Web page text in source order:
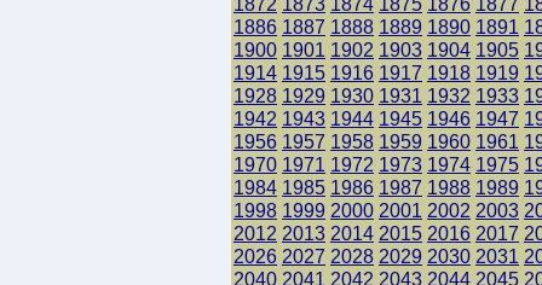
1886 1887 1888 1889 1890 1891
1900 1901 1902 1903 1904 1905
1914 1915 1916 1917 1918 1919
1928 1929 1930 1931 1932 1933
1942 1943 1944 1945 1946 1947
1956 1957 1958 1959 1960 1961
1970 1971 1972 1973 1974 1975
1984 1985 1986 1987 1988 1989
1998 1999 2000 2001 2002 2003
2012 2013 2014 2015 2016 2017
2026 2027 2028 2029 2030 2031
2040 2041 2042 2043 2044 2045